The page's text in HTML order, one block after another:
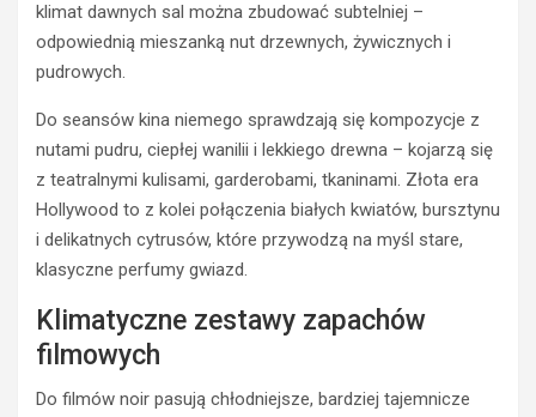
klimat dawnych sal można zbudować subtelniej –
odpowiednią mieszanką nut drzewnych, żywicznych i
pudrowych.
Do seansów kina niemego sprawdzają się kompozycje z
nutami pudru, ciepłej wanilii i lekkiego drewna – kojarzą się
z teatralnymi kulisami, garderobami, tkaninami. Złota era
Hollywood to z kolei połączenia białych kwiatów, bursztynu
i delikatnych cytrusów, które przywodzą na myśl stare,
klasyczne perfumy gwiazd.
Klimatyczne zestawy zapachów
filmowych
Do filmów noir pasują chłodniejsze, bardziej tajemnicze